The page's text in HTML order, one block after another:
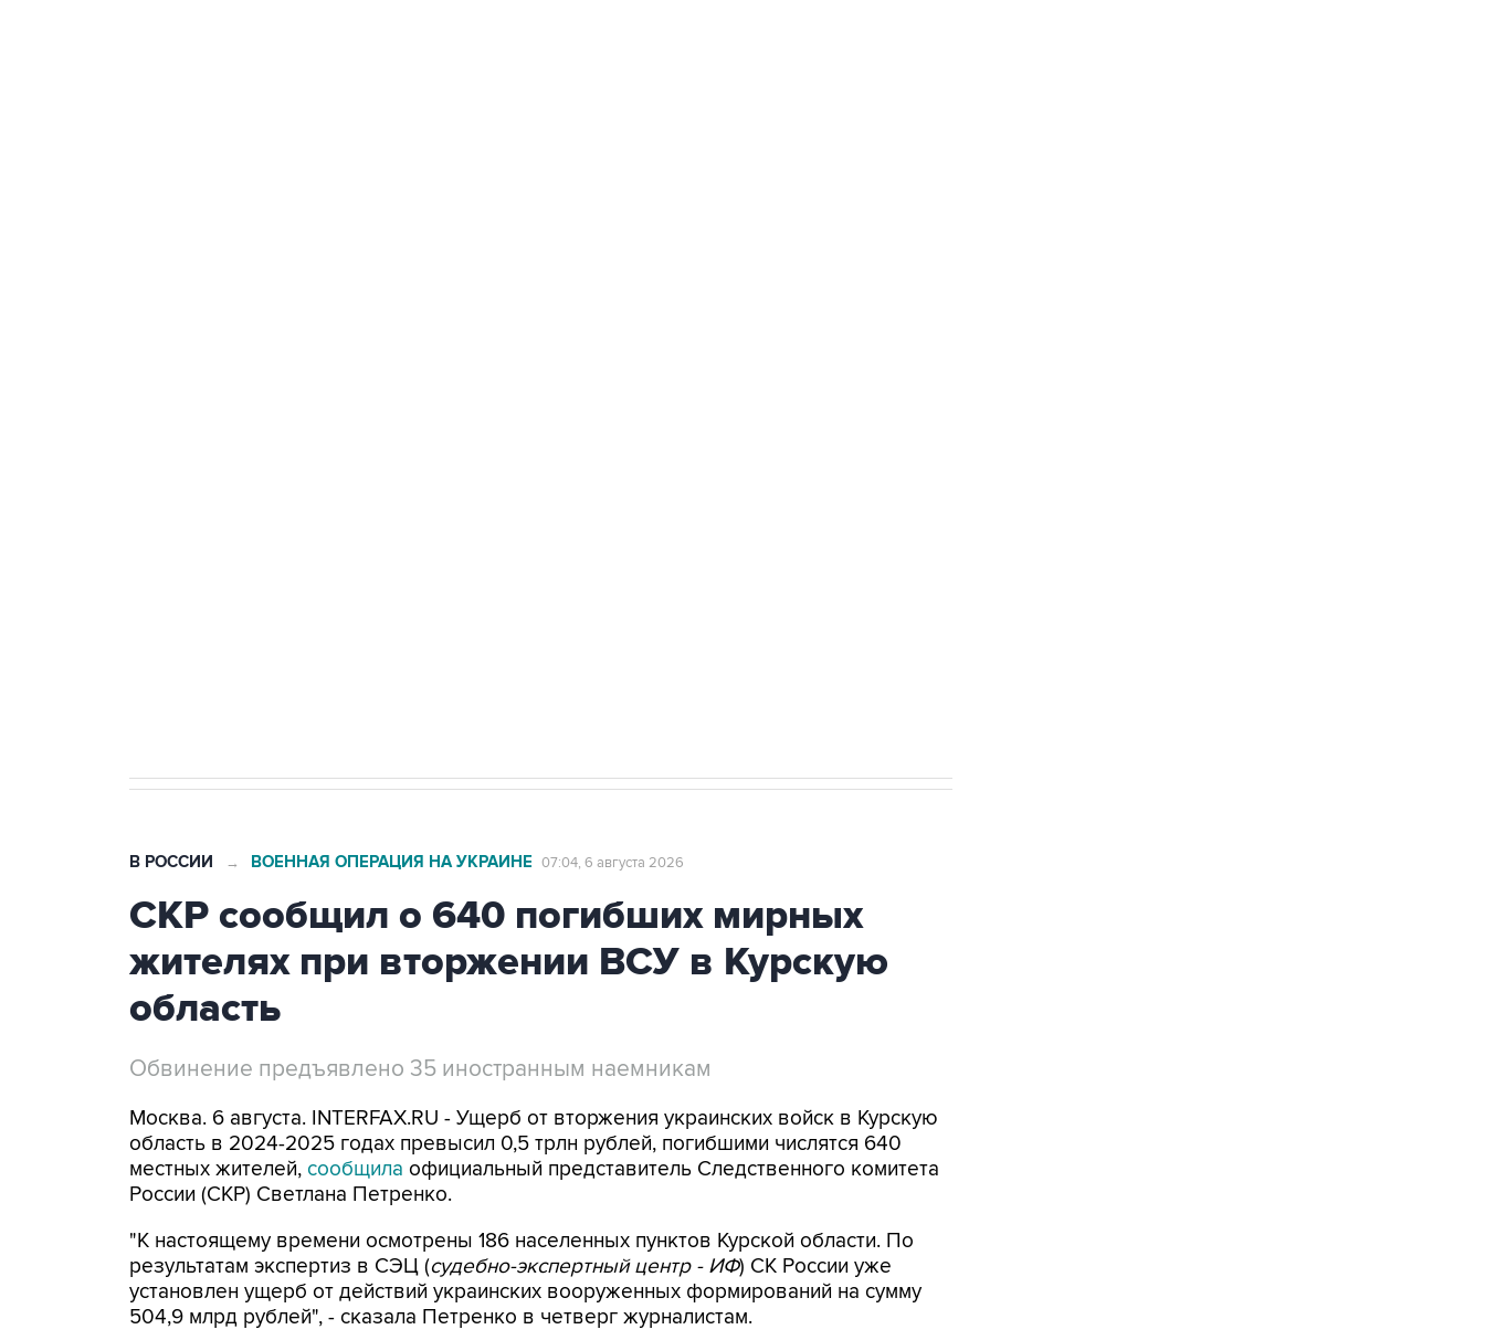
В РОССИИ → ВОЕННАЯ ОПЕРАЦИЯ НА УКРАИНЕ 07:04, 6 августа 2026
СКР сообщил о 640 погибших мирных
жителях при вторжении ВСУ в Курскую
область
Обвинение предъявлено 35 иностранным наемникам
Москва. 6 августа. INTERFAX.RU - Ущерб от вторжения украинских войск в Курскую
область в 2024-2025 годах превысил 0,5 трлн рублей, погибшими числятся 640
местных жителей, сообщила официальный представитель Следственного комитета
России (СКР) Светлана Петренко.
"К настоящему времени осмотрены 186 населенных пунктов Курской области. По
результатам экспертиз в СЭЦ (судебно-экспертный центр - ИФ) СК России уже
установлен ущерб от действий украинских вооруженных формирований на сумму
504,9 млрд рублей", - сказала Петренко в четверг журналистам.